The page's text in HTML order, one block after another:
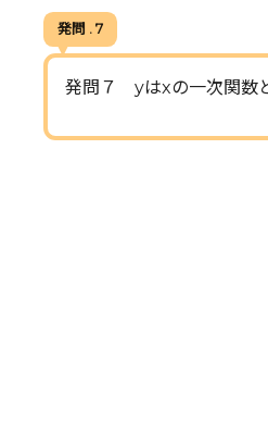
発問 . 7
発問７ yはxの一次関数